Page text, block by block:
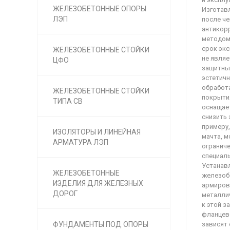
ЖЕЛЕЗОБЕТОННЫЕ ОПОРЫ
ЛЭП
ЖЕЛЕЗОБЕТОННЫЕ СТОЙКИ
ЦФО
ЖЕЛЕЗОБЕТОННЫЕ СТОЙКИ
ТИПА СВ
ИЗОЛЯТОРЫ И ЛИНЕЙНАЯ
АРМАТУРА ЛЭП
ЖЕЛЕЗОБЕТОННЫЕ
ИЗДЕЛИЯ ДЛЯ ЖЕЛЕЗНЫХ
ДОРОГ
ФУНДАМЕНТЫ ПОД ОПОРЫ
после
методом
срок
не
снизить
мачта,
к этой
зависят